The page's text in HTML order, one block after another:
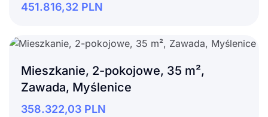
451.816,32 PLN
Mieszkanie, 2-pokojowe, 35 m²,
Zawada, Myślenice
358.322,03 PLN